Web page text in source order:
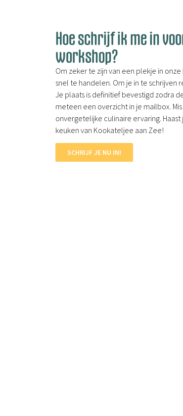
Hoe schrijf ik me in
workshop?
Om zeker te zijn van een plekje in
snel te handelen. Om je in te schrijven
Je plaats is definitief bevestigd zodra
meteen een overzicht in je mailbox.
onvergetelijke culinaire ervaring.
keuken van Kookateljee aan Zee!
SCHRIJF JE NU IN!